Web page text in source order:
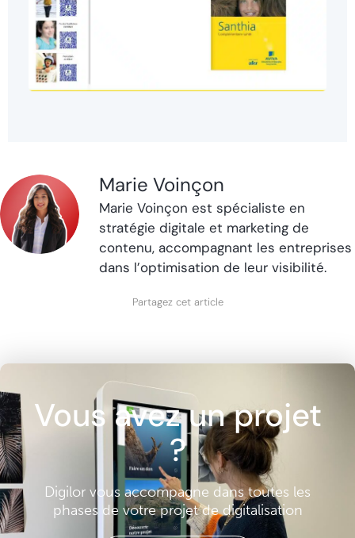
Marie Voinçon
Marie Voinçon est spécialiste en
stratégie digitale et marketing de
contenu, accompagnant les entreprises
dans l’optimisation de leur visibilité.
Partagez cet article
Vous avez un projet
?
Digilor vous accompagne dans toutes les
phases de votre projet de digitalisation